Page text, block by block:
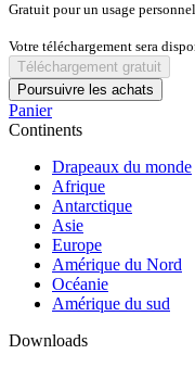
Gratuit pour un usage
Votre téléchargement sera
Téléchargement gratuit
Poursuivre les achats
Panier
Continents
Drapeaux du monde
Afrique
Antarctique
Asie
Europe
Amérique du Nord
Océanie
Amérique du sud
Downloads